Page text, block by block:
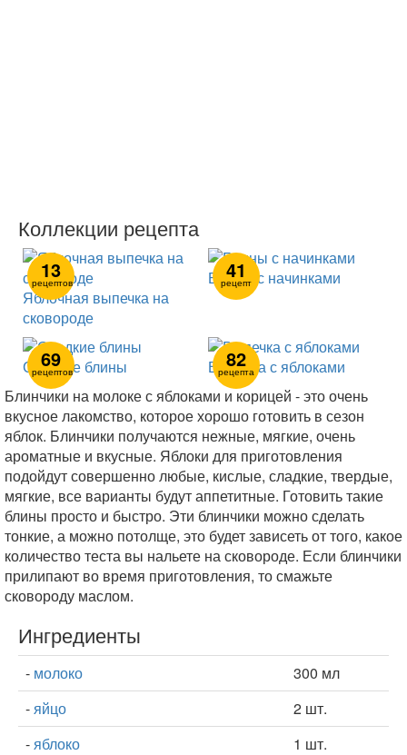
Коллекции рецепта
13
рецептов
Яблочная выпечка на
сковороде
41
рецепт
Блины с начинками
69
рецептов
Сладкие блины 82
рецепта
Выпечка с яблоками
Блинчики на молоке с яблоками и корицей - это очень
вкусное лакомство, которое хорошо готовить в сезон
яблок. Блинчики получаются нежные, мягкие, очень
ароматные и вкусные. Яблоки для приготовления
подойдут совершенно любые, кислые, сладкие, твердые,
мягкие, все варианты будут аппетитные. Готовить такие
блины просто и быстро. Эти блинчики можно сделать
тонкие, а можно потолще, это будет зависеть от того, какое
количество теста вы нальете на сковороде. Если блинчики
прилипают во время приготовления, то смажьте
сковороду маслом.
Ингредиенты
- молоко
300 мл
-яйцо
2 шт.
-яблоко
1 шт.